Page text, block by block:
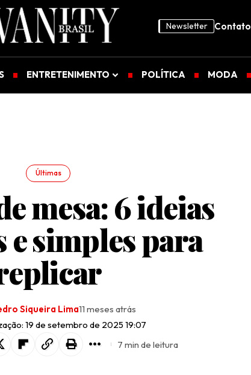
Newsletter Contato
ENTRETENIMENTO POLÍTICA MODA
Últimas
mesa: 6 ideias
e simples para
19 de setembro de 2025 19:07
Siqueira Lima11 meses atrás
7 min de leitura